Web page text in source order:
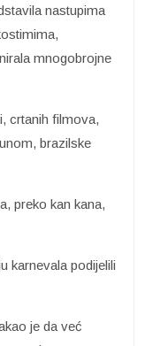
nastupima
mnogobrojne
crtanih filmova,
brazilske
preko kan kana,
karnevala podijelili
je da već